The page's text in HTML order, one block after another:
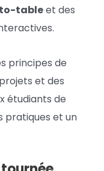
tableet des
principes de
et des
étudiants de
pratiques et un